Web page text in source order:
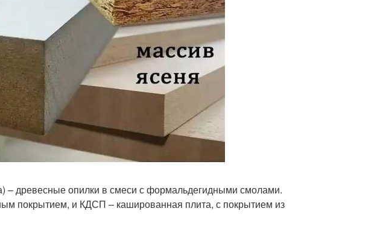
– древесные опилки в смеси с формальдегидными смолами.
покрытием, и КДСП – кашированная плита, с покрытием из